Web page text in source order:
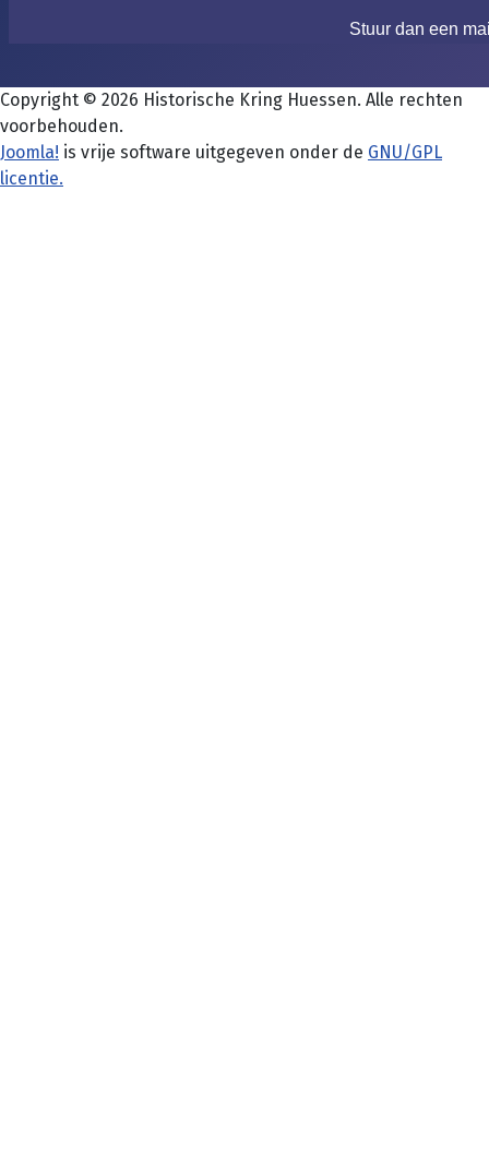
Stuur dan een
Copyright © 2026 Historische Kring Huessen. Alle rechten
voorbehouden.
Joomla! is vrije software uitgegeven onder de GNU/GPL
licentie.